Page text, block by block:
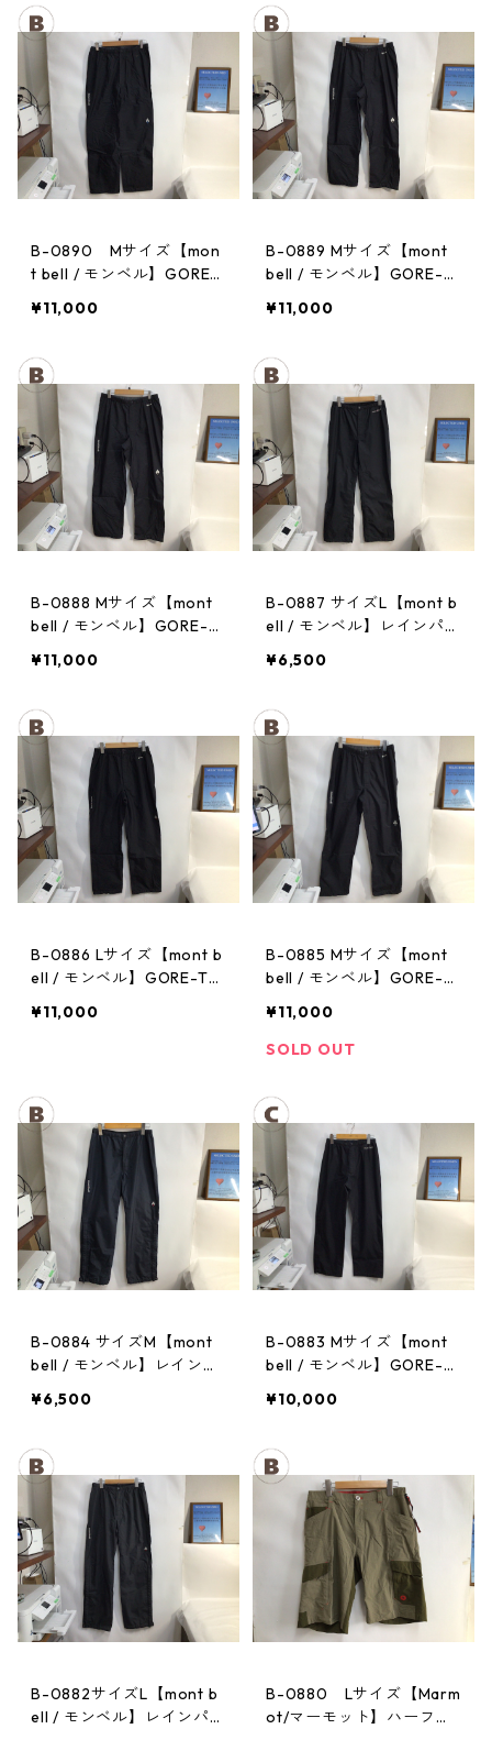
B-0890 Mサイズ【mon
t bell / モンベル】GORE-
ンパンツ：メンズBK
¥11,000
B-0889 Mサイズ【mont
bell / モンベル】GORE-T
パンツ：メンズBK
¥11,000
B-0888 Mサイズ【mont
bell / モンベル】GORE-T
パンツ：メンズBK
¥11,000
B-0887 サイズL【mont b
ell / モンベル】レインパン
ィース
¥6,500
B-0886 Lサイズ【mont b
ell / モンベル】GORE-TE
ンツ：レディースBK
¥11,000
B-0885 Mサイズ【mont
bell / モンベル】GORE-T
パンツ：メンズBK
¥11,000
SOLD OUT
B-0884 サイズM【mont
bell / モンベル】レインパ
ディース
¥6,500
B-0883 Mサイズ【mont
bell / モンベル】GORE-T
パンツ：メンズBK
¥10,000
B-0882サイズL【mont b
ell / モンベル】レインパン
B-0880 Lサイズ【Marm
ot/マーモット】ハーフパ